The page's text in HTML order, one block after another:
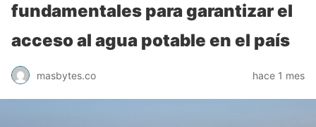
fundamentales para garantizar el
acceso al agua potable en el país
masbytes.co hace 1 mes